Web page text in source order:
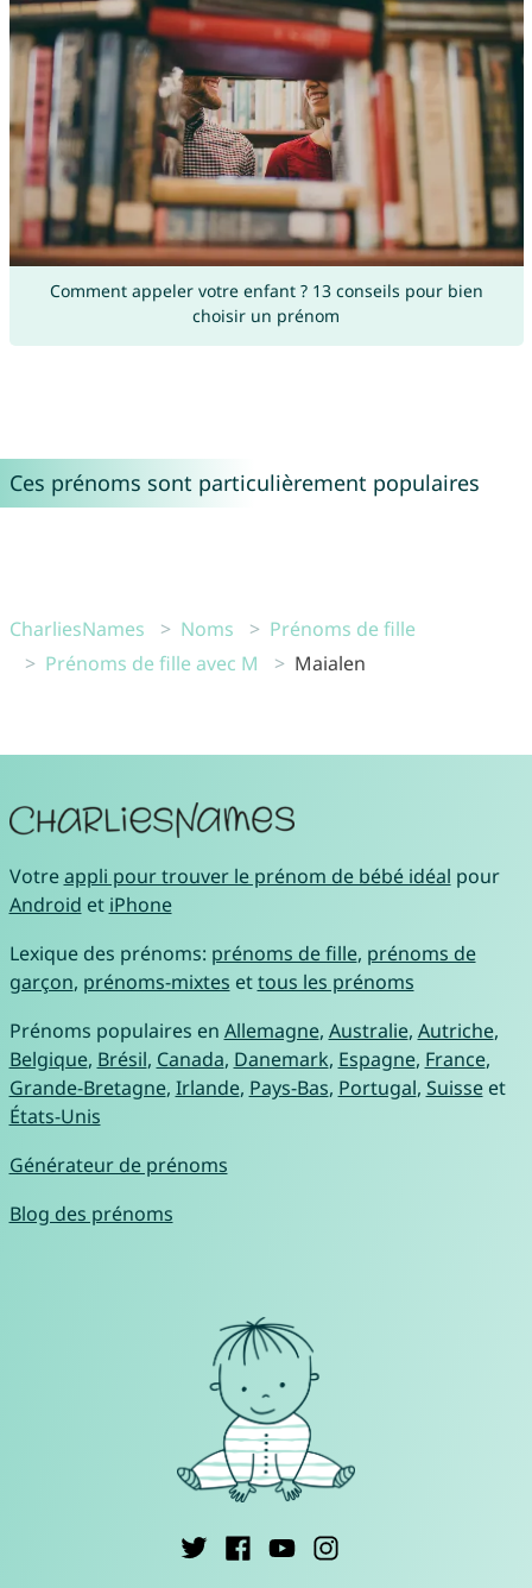
Comment appeler votre enfant ? 13 conseils pour bien
choisir un prénom
Ces prénoms sont particulièrement populaires
CharliesNames Noms
Prénoms de fille
Prénoms de fille avec M
Maialen
Votreappli pour trouver le prénom de bébé idéal pour
Android et iPhone
Lexique des prénoms: prénoms de fille, prénoms de
garçon, prénoms-mixtes ettous les prénoms
Prénoms populaires en Allemagne, Australie, Autriche,
Belgique, Brésil, Canada, Danemark, Espagne, France,
Grande-Bretagne, Irlande, Pays-Bas, Portugal, Suisseet
États-Unis
Générateur de prénoms
Blog des prénoms